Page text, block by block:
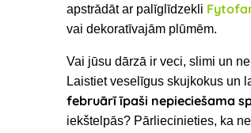
apstrādāt ar palīglīdzekli
vai dekoratīvajām plūmēm.
Vai jūsu dārzā ir veci, slimi un
Laistiet veselīgus skujkokus un
februārī īpaši nepieciešama
iekštelpās? Pārliecinieties, ka